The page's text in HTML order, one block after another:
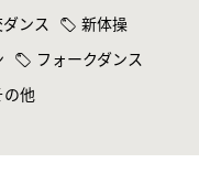
ンス
新体操
フォークダンス
の他